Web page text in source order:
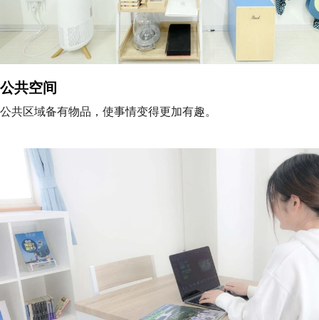
公共空间
公共区域备有物品，使事情变得更加有趣。